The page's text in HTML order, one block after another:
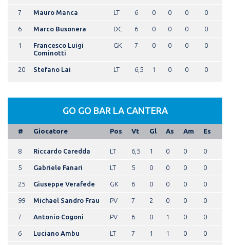
7 Mauro Manca LT 6 0 0 0 0
6 Marco Busonera DC 6 0 0 0 0
1
Francesco Luigi
Cominotti
GK 7 0 0 0 0
20 Stefano Lai LT 6,5 1 0 0 0
GO GO BAR LA CANTERA
# Giocatore Pos Vt Gl As Am Es
8 Riccardo Caredda LT 6,5 1 0 0 0
5 Gabriele Fanari LT 5 0 0 0 0
25 Giuseppe Verafede GK 6 0 0 0 0
99 Michael Sandro Frau PV 7 2 0 0 0
7 Antonio Cogoni PV 6 0 1 0 0
6 Luciano Ambu LT 7 1 1 0 0